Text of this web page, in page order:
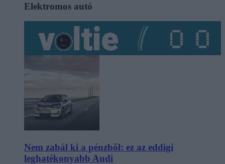
Elektromos autó
Nem zabál ki a pénzből: ez az eddigi
leghatékonyabb Audi